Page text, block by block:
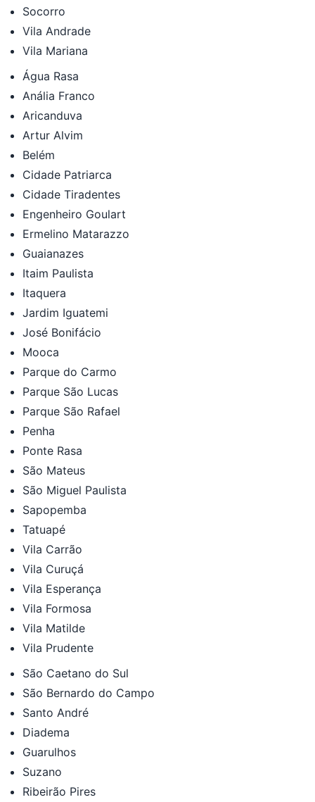
Socorro
Vila Andrade
Vila Mariana
Água Rasa
Anália Franco
Aricanduva
Artur Alvim
Belém
Cidade Patriarca
Cidade Tiradentes
Engenheiro Goulart
Ermelino Matarazzo
Guaianazes
Itaim Paulista
Itaquera
Jardim Iguatemi
José Bonifácio
Mooca
Parque do Carmo
Parque São Lucas
Parque São Rafael
Penha
Ponte Rasa
São Mateus
São Miguel Paulista
Sapopemba
Tatuapé
Vila Carrão
Vila Curuçá
Vila Esperança
Vila Formosa
Vila Matilde
Vila Prudente
São Caetano do Sul
São Bernardo do Campo
Santo André
Diadema
Guarulhos
Suzano
Ribeirão Pires